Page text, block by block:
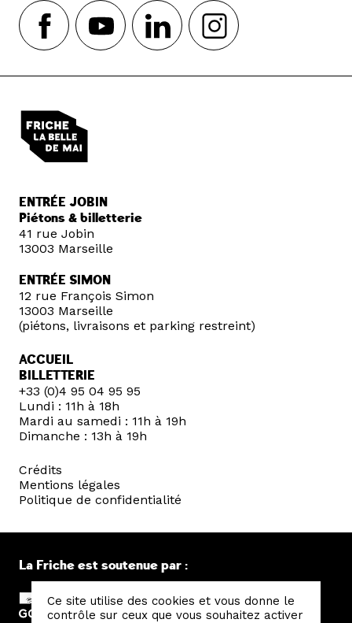
ENTRÉE JOBIN
Piétons & billetterie
41 rue Jobin
13003 Marseille
ENTRÉE SIMON
12 rue François Simon
13003 Marseille
(piétons, livraisons et parking restreint)
ACCUEIL
BILLETTERIE
+33 (0)4 95 04 95 95
Lundi : 11h à 18h
Mardi au samedi : 11h à 19h
Dimanche : 13h à 19h
Crédits
Mentions légales
Politique de confidentialité
La Friche est soutenue par :
Ce site utilise des cookies et vous donne le
contrôle sur ceux que vous souhaitez activer